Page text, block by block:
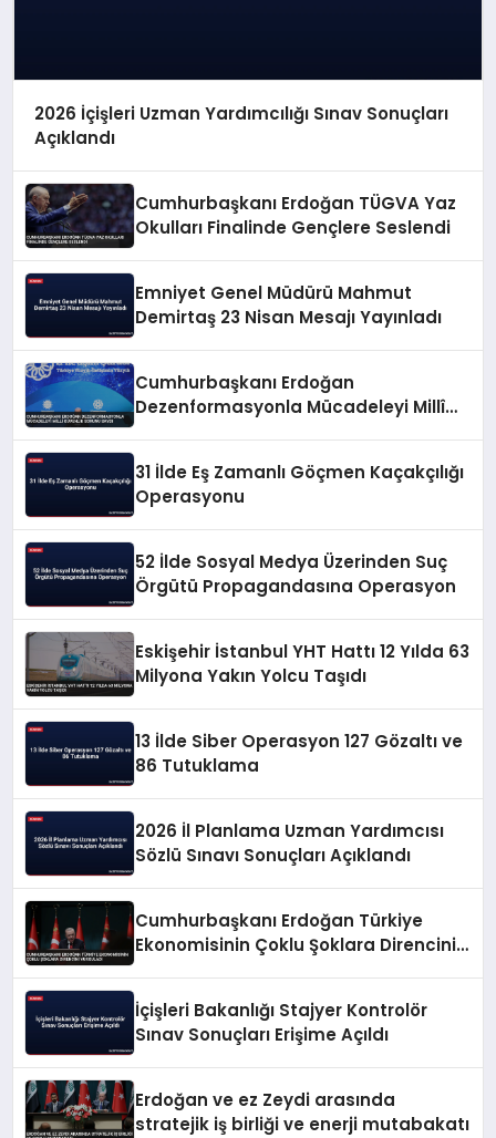
2026 İçişleri Uzman Yardımcılığı Sınav Sonuçları
Açıklandı
Cumhurbaşkanı Erdoğan TÜGVA Yaz
Okulları Finalinde Gençlere Seslendi
Emniyet Genel Müdürü Mahmut
Demirtaş 23 Nisan Mesajı Yayınladı
Cumhurbaşkanı Erdoğan
Dezenformasyonla Mücadeleyi Millî
31 İlde Eş Zamanlı Göçmen Kaçakçılığı
Operasyonu
52 İlde Sosyal Medya Üzerinden Suç
Örgütü Propagandasına Operasyon
Eskişehir İstanbul YHT Hattı 12 Yılda 63
Milyona Yakın Yolcu Taşıdı
13 İlde Siber Operasyon 127 Gözaltı ve
86 Tutuklama
2026 İl Planlama Uzman Yardımcısı
Sözlü Sınavı Sonuçları Açıklandı
Cumhurbaşkanı Erdoğan Türkiye
Ekonomisinin Çoklu Şoklara Direncini
İçişleri Bakanlığı Stajyer Kontrolör
Sınav Sonuçları Erişime Açıldı
Erdoğan ve ez Zeydi arasında
stratejik iş birliği ve enerji mutabakatı